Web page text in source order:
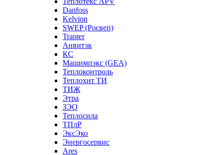
Danfoss
Kelvion
SWEP (Росвеп)
Tranter
Анвитэк
КС
Машимпэкс (GEA)
Теплоконтроль
Теплохит ТИ
ТИЖ
Этра
ЗЭО
Теплосила
ТПлР
ЭксЭко
Энергосервис
Ares